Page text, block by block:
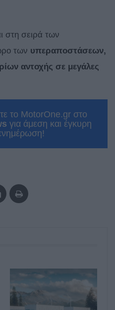
στη σειρά των
των υπεραποστάσεων,
αντοχής σε μεγάλες
το MotorOne.gr στο
για άμεση και έγκυρη